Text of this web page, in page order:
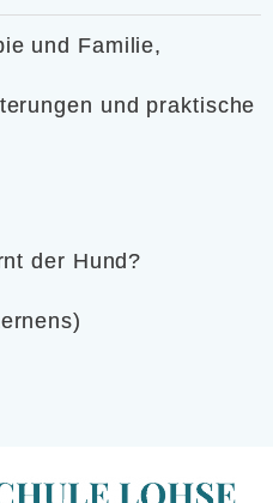
und Familie,
und praktische
der Hund?